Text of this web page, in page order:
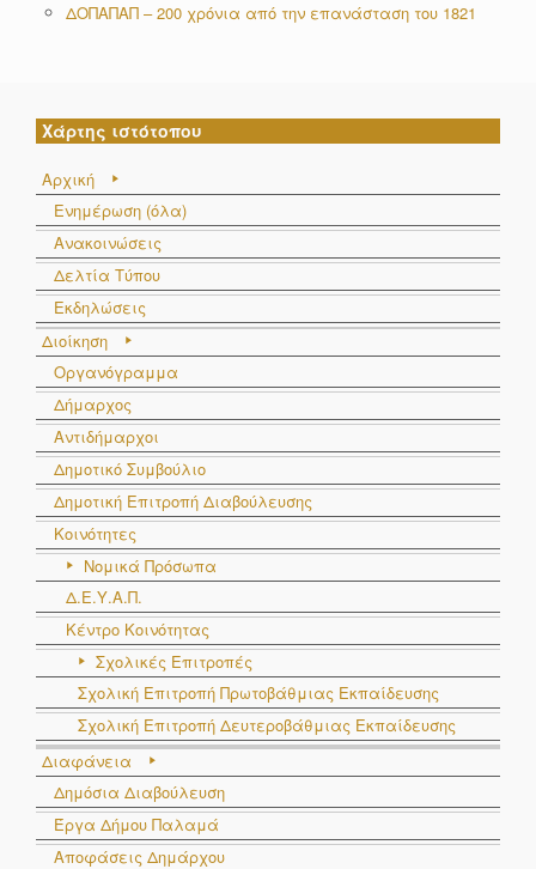
ΔΟΠΑΠΑΠ – 200 χρόνια από την επανάσταση του 1821
Χάρτης ιστότοπου
Αρχική
Ενημέρωση (όλα)
Ανακοινώσεις
Δελτία Τύπου
Εκδηλώσεις
Διοίκηση
Οργανόγραμμα
Δήμαρχος
Αντιδήμαρχοι
Δημοτικό Συμβούλιο
Δημοτική Επιτροπή Διαβούλευσης
Κοινότητες
Νομικά Πρόσωπα
Δ.Ε.Υ.Α.Π.
Κέντρο Κοινότητας
Σχολικές Επιτροπές
Σχολική Επιτροπή Πρωτοβάθμιας Εκπαίδευσης
Σχολική Επιτροπή Δευτεροβάθμιας Εκπαίδευσης
Διαφάνεια
Δημόσια Διαβούλευση
Έργα Δήμου Παλαμά
Αποφάσεις Δημάρχου